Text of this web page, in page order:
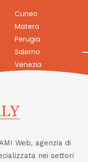
Cuneo
Matera
Perugia
Salerno
Venezia
Web, agenzia di
nei settori